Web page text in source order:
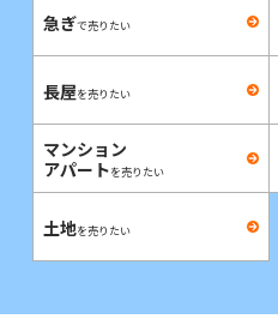
急ぎで売りたい
長屋を売りたい
マンション
アパートを売りたい
土地を売りたい